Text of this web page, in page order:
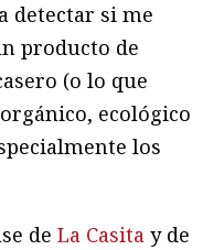
detectar si me
producto de
(o lo que
ecológico
los
de La Casita y de